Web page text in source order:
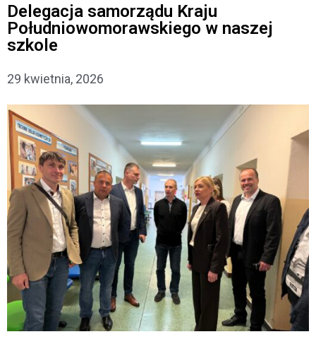
Delegacja samorządu Kraju
Południowomorawskiego w naszej
szkole
29 kwietnia, 2026